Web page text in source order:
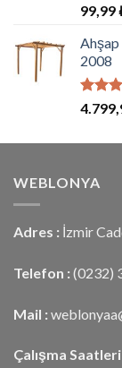
5
5.00
aldı
99,99
Ahşap
2008
5
oy
WEBLONYA
Adres : İzmir
Telefon : (0232)
Mail :
Çalışma Saatleri